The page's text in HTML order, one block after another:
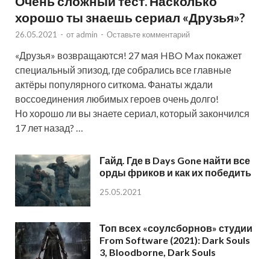
хорошо ты знаешь сериал «Друзья»?
26.05.2021 - от admin - Оставьте комментарий
«Друзья» возвращаются! 27 мая HBO Max покажет
специальный эпизод, где собрались все главные
актёры популярного ситкома. Фанаты ждали
воссоединения любимых героев очень долго!
Но хорошо ли вы знаете сериал, который закончился
17 лет назад? …
Гайд. Где в Days Gone найти все
орды фриков и как их победить
25.05.2021
Топ всех «соулсборнов» студии
From Software (2021): Dark Souls
3, Bloodborne, Dark Souls